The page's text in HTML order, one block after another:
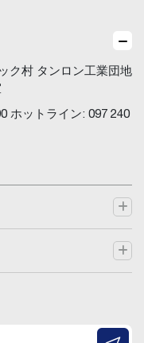
ク村 タンロン工業団地
ホットライン: 097 240